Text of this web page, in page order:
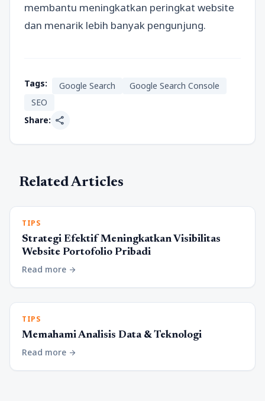
membantu meningkatkan peringkat website
dan menarik lebih banyak pengunjung.
Tags: Google Search
Google Search Console
SEO
Share: share
Related Articles
TIPS
Strategi Efektif Meningkatkan Visibilitas
Website Portofolio Pribadi
Read more arrow_forward
TIPS
Memahami Analisis Data & Teknologi
Read more arrow_forward